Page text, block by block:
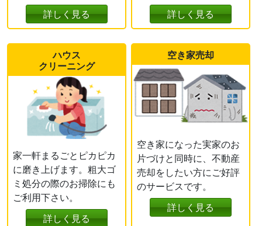
詳しく見る
詳しく見る
ハウス
クリーニング
家一軒まるごとピカピカ
に磨き上げます。粗大ゴ
ミ処分の際のお掃除にも
ご利用下さい。
詳しく見る
空き家売却
空き家になった実家のお
片づけと同時に、不動産
売却をしたい方にご好評
のサービスです。
詳しく見る